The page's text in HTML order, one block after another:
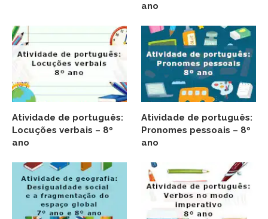
ano
Atividade de português:
Locuções verbais – 8º
ano
Atividade de português:
Pronomes pessoais – 8º
ano